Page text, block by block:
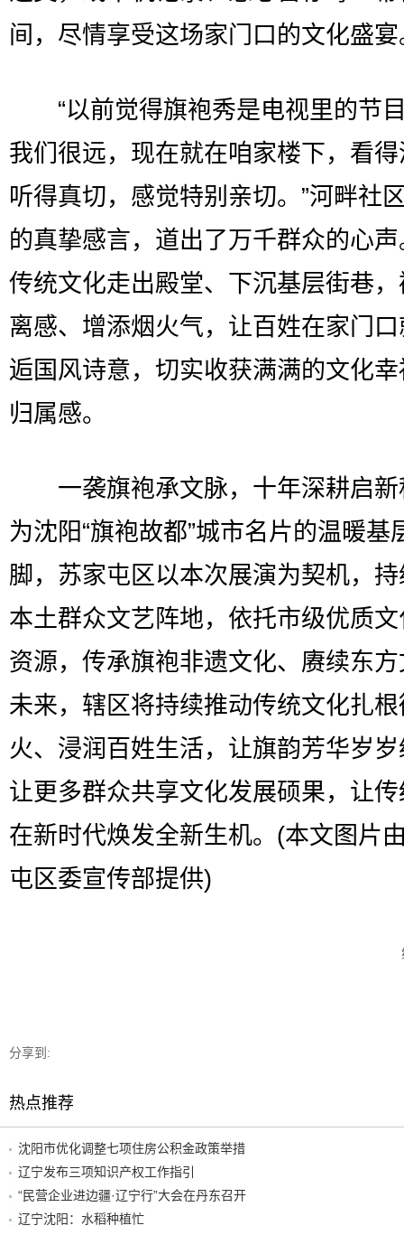
间，尽情享受这场家门口的文化盛宴
“以前觉得旗袍秀是电视里的节
我们很远，现在就在咱家楼下，看
听得真切，感觉特别亲切。”河畔社
的真挚感言，道出了万千群众的心
传统文化走出殿堂、下沉基层街巷
离感、增添烟火气，让百姓在家门
逅国风诗意，切实收获满满的文化
归属感。
一袭旗袍承文脉，十年深耕启新
为沈阳“旗袍故都”城市名片的温暖基
脚，苏家屯区以本次展演为契机，
本土群众文艺阵地，依托市级优质
资源，传承旗袍非遗文化、赓续东
未来，辖区将持续推动传统文化扎
火、浸润百姓生活，让旗韵芳华岁
让更多群众共享文化发展硕果，让
在新时代焕发全新生机。(本文图片
屯区委宣传部提供)
分享到:
热点推荐
沈阳市优化调整七项住房公积金政策举措
辽宁发布三项知识产权工作指引
“民营企业进边疆·辽宁行”大会在丹东召开
辽宁沈阳：水稻种植忙